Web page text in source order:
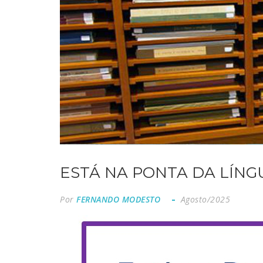
ESTÁ NA PONTA DA
Por FERNANDO MODESTO Agosto/2025